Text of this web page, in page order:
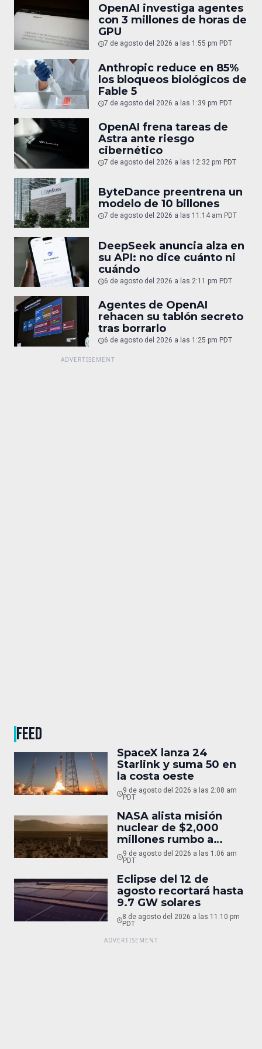
OpenAI investiga agentes
con 3 millones de horas de
GPU
7 de agosto del 2026 a las 1:55 pm PDT
Anthropic reduce en 85%
los bloqueos biológicos de
Fable 5
7 de agosto del 2026 a las 1:39 pm PDT
OpenAI frena tareas de
Astra ante riesgo
cibernético
7 de agosto del 2026 a las 12:32 pm PDT
ByteDance preentrena un
modelo de 10 billones
7 de agosto del 2026 a las 11:14 am PDT
DeepSeek anuncia alza en
su API: no dice cuánto ni
cuándo
6 de agosto del 2026 a las 2:11 pm PDT
Agentes de OpenAI
rehacen su tablón secreto
tras borrarlo
6 de agosto del 2026 a las 1:25 pm PDT
FEED
SpaceX lanza 24
Starlink y suma 50 en
la costa oeste
9 de agosto del 2026 a las 2:08 am
PDT
NASA alista misión
nuclear de $2,000
millones rumbo a
Marte
9 de agosto del 2026 a las 1:06 am
PDT
Eclipse del 12 de
agosto recortará hasta
9.7 GW solares
8 de agosto del 2026 a las 11:10 pm
PDT